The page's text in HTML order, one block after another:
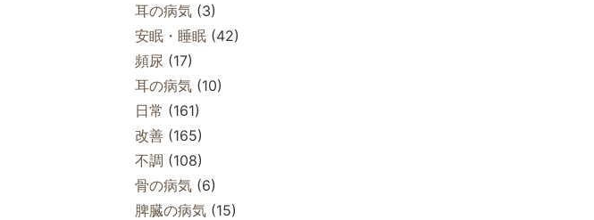
耳の病気(3)
安眠・睡眠(42)
頻尿 (17)
耳の病気(10)
日常 (161)
改善(165)
不調 (108)
骨の病気(6)
脾臓の病気(15)